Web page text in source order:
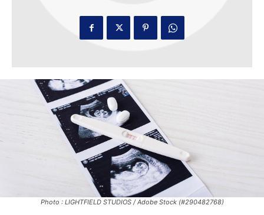
Photo : LIGHTFIELD STUDIOS / Adobe Stock (#290482768)